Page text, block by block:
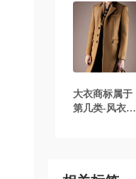
大衣商标属于
第几类-风衣商